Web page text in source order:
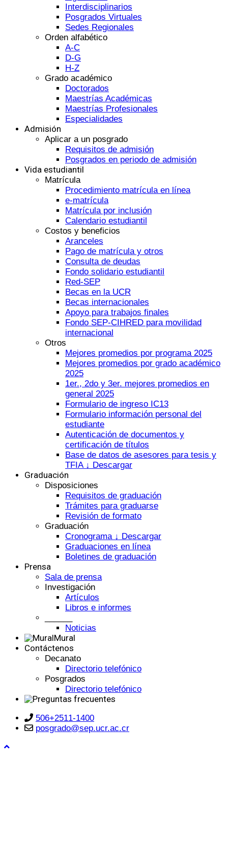
Interdisciplinarios
Posgrados Virtuales
Sedes Regionales
Orden alfabético
A-C
D-G
H-Z
Grado académico
Doctorados
Maestrías Académicas
Maestrías Profesionales
Especialidades
Admisión
Aplicar a un posgrado
Requisitos de admisión
Posgrados en periodo de admisión
Vida estudiantil
Matrícula
Procedimiento matrícula en línea
e-matrícula
Matrícula por inclusión
Calendario estudiantil
Costos y beneficios
Aranceles
Pago de matrícula y otros
Consulta de deudas
Fondo solidario estudiantil
Red-SEP
Becas en la UCR
Becas internacionales
Apoyo para trabajos finales
Fondo SEP-CIHRED para movilidad
internacional
Otros
Mejores promedios por programa 2025
Mejores promedios por grado académico
2025
1er., 2do y 3er. mejores promedios en
general 2025
Formulario de ingreso IC13
Formulario información personal del
estudiante
Autenticación de documentos y
certificación de títulos
Base de datos de asesores para tesis y
TFIA ↓ Descargar
Graduación
Disposiciones
Requisitos de graduación
Trámites para graduarse
Revisión de formato
Graduación
Cronograma ↓ Descargar
Graduaciones en línea
Boletines de graduación
Prensa
Sala de prensa
Investigación
Artículos
Libros e informes
Noticias
Mural
Contáctenos
Decanato
Directorio telefónico
Posgrados
Directorio telefónico
506+2511-1400
posgrado@sep.ucr.ac.cr